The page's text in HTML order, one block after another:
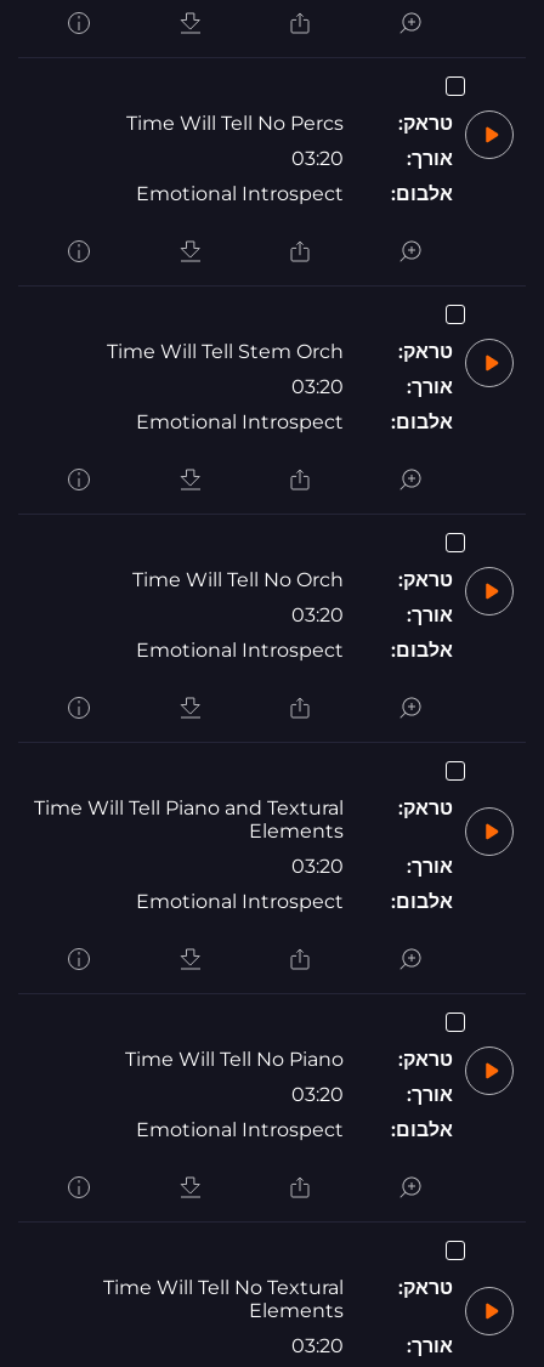
טראק:
Time Will Tell No Percs
אורך:
03:20
אלבום:
Emotional Introspect
טראק:
Time Will Tell Stem Orch
אורך:
03:20
אלבום:
Emotional Introspect
טראק:
Time Will Tell No Orch
אורך:
03:20
אלבום:
Emotional Introspect
טראק:
Time Will Tell Piano and Textural
Elements
אורך:
03:20
אלבום:
Emotional Introspect
טראק:
Time Will Tell No Piano
אורך:
03:20
אלבום:
Emotional Introspect
טראק:
Time Will Tell No Textural
Elements
אורך:
03:20